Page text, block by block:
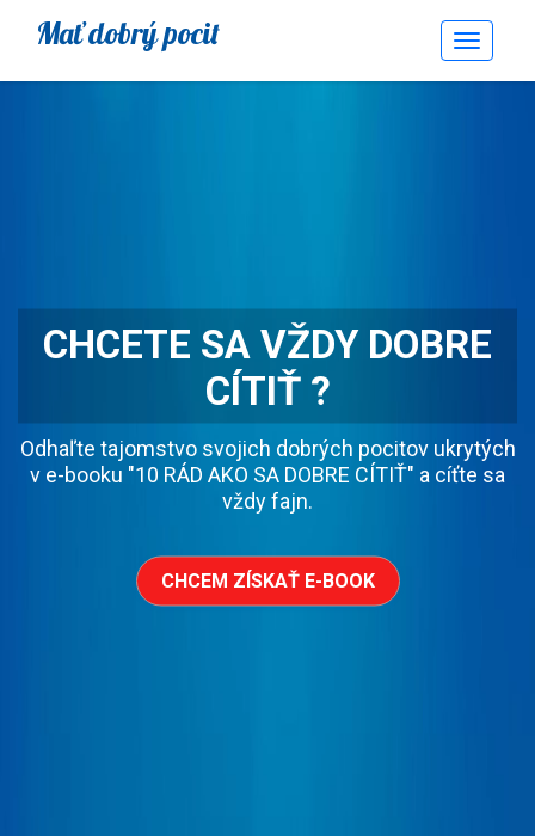
CHCETE SA VŽDY DOBRE
CÍTIŤ ?
Odhaľte tajomstvo svojich dobrých pocitov ukrytých
v e-booku "10 RÁD AKO SA DOBRE CÍTIŤ" a cíťte sa
vždy fajn.
CHCEM ZÍSKAŤ E-BOOK
Mať dobrý pocit
Toggle